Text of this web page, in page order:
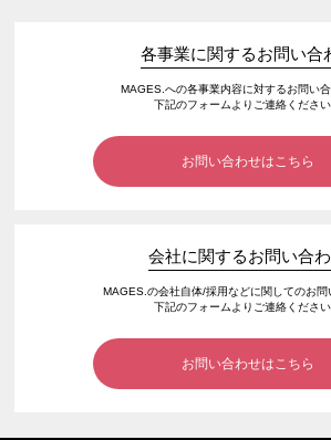
各事業に関するお問い合
MAGES.への各事業内容に対するお問い合
下記のフォームよりご連絡ください
お問い合わせはこちら
会社に関するお問い合
MAGES.の会社自体/採用などに関してのお問
下記のフォームよりご連絡ください
お問い合わせはこちら